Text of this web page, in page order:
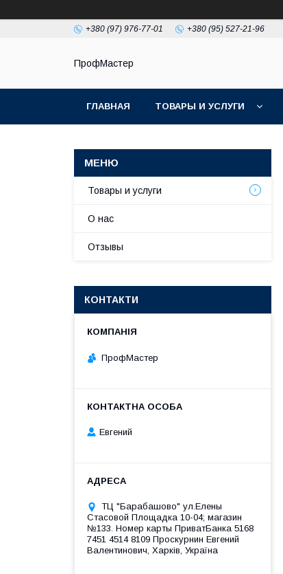
+380 (97) 976-77-01 +380 (95) 527-21-96
ПрофМастер
ГЛАВНАЯ ТОВАРЫ И УСЛУГИ
Товары и услуги
О нас
Отзывы
КОНТАКТИ
ПрофМастер
Евгений
ТЦ "Барабашово" ул.Елены
Стасовой Площадка 10-04; магазин
№133. Номер карты ПриватБанка 5168
7451 4514 8109 Проскурнин Евгений
Валентинович, Харків, Україна